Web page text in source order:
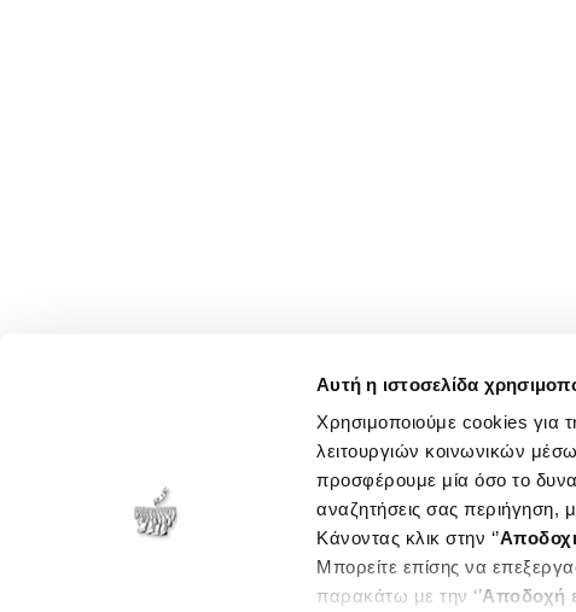
Αυτή η ιστοσελίδα
Χρησιμοποιούμε cookies για
λειτουργιών κοινωνικών
προσφέρουμε μία όσο το
αναζητήσεις σας περιήγηση,
Κάνοντας κλικ στην ‘’
Μπορείτε επίσης να
παρακάτω με την ‘’Αποδοχή